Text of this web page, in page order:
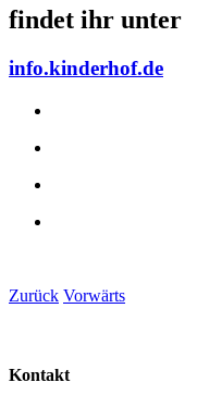
findet ihr unter
info.kinderhof.de
Zurück Vorwärts
Kontakt